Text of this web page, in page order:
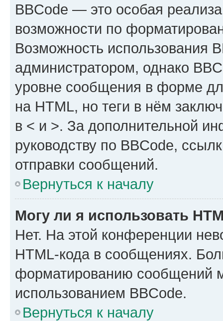
BBCode — это особая
возможности по
Возможность использования
администратором, однако
уровне сообщения в форме
на HTML, но теги в нём
в < и >. За дополнительной
руководству по BBCode,
отправки сообщений.
Вернуться к началу
Могу ли я использовать
Нет. На этой конференции
HTML-кода в сообщениях.
форматированию сообщений
использованием BBCode.
Вернуться к началу